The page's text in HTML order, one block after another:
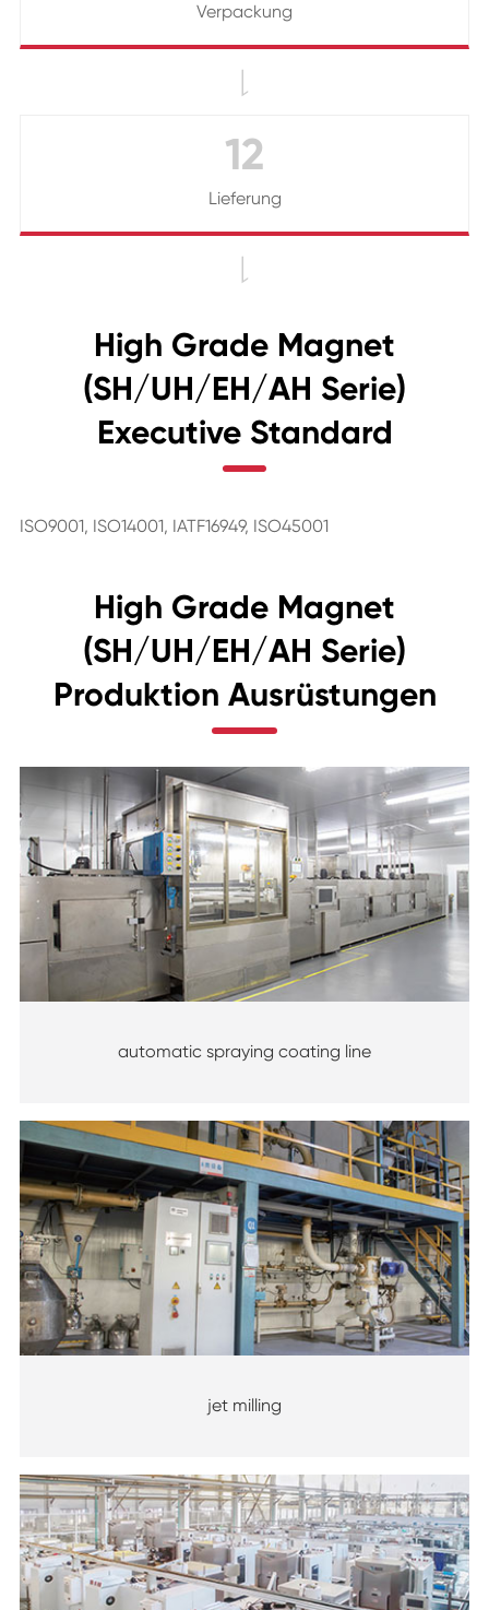
Verpackung

12
Lieferung

High Grade Magnet
(SH/UH/EH/AH Serie)
Executive Standard
ISO9001, ISO14001, IATF16949, ISO45001
High Grade Magnet
(SH/UH/EH/AH Serie)
Produktion Ausrüstungen
automatic spraying coating line
jet milling